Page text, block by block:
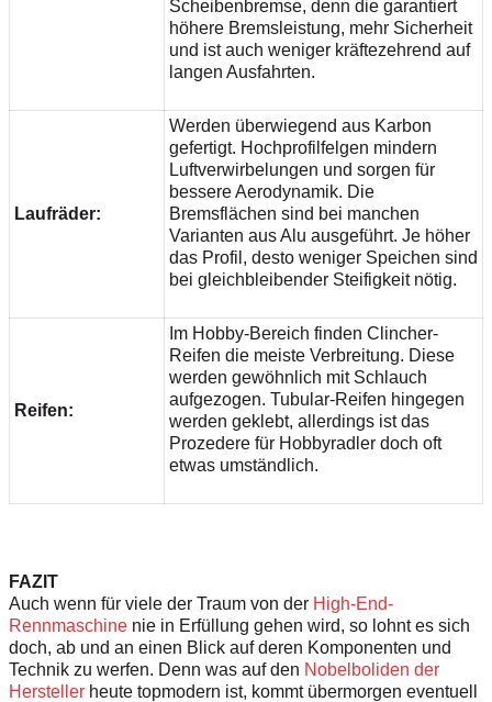
Scheibenbremse, denn die garantiert
höhere Bremsleistung, mehr Sicherheit
und ist auch weniger kräftezehrend auf
langen Ausfahrten.
Laufräder:
Werden überwiegend aus Karbon
gefertigt. Hochprofilfelgen mindern
Luftverwirbelungen und sorgen für
bessere Aerodynamik. Die
Bremsflächen sind bei manchen
Varianten aus Alu ausgeführt. Je höher
das Profil, desto weniger Speichen sind
bei gleichbleibender Steifigkeit nötig.
Reifen:
Im Hobby-Bereich finden Clincher-
Reifen die meiste Verbreitung. Diese
werden gewöhnlich mit Schlauch
aufgezogen. Tubular-Reifen hingegen
werden geklebt, allerdings ist das
Prozedere für Hobbyradler doch oft
etwas umständlich.
FAZIT
Auch wenn für viele der Traum von der High-End-
Rennmaschine nie in Erfüllung gehen wird, so lohnt es sich
doch, ab und an einen Blick auf deren Komponenten und
Technik zu werfen. Denn was auf den Nobelboliden der
Hersteller heute topmodern ist, kommt übermorgen eventuell